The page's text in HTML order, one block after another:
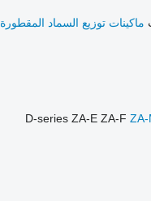
ماكينات توزيع السماد المقطورة
D-series ZA-E ZA-F ZA-